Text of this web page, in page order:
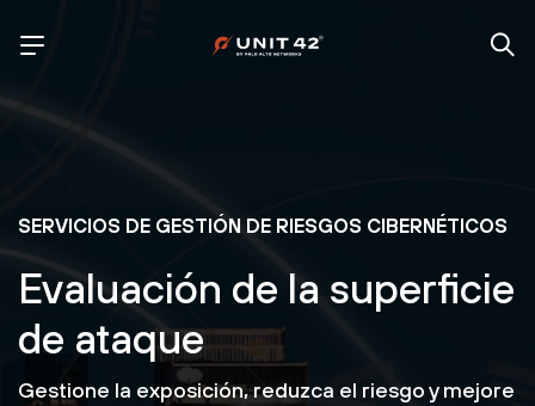
SERVICIOS DE GESTIÓN DE RIESGOS CIBERNÉTICOS
Evaluación de la superficie
de ataque
Gestione la exposición, reduzca el riesgo y mejore